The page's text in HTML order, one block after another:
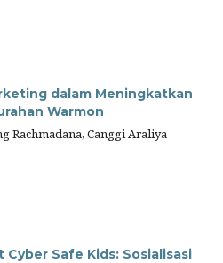
dalam Meningkatkan
Warmon
Rachmadana, Canggi Araliya
Cyber Safe Kids: Sosialisasi